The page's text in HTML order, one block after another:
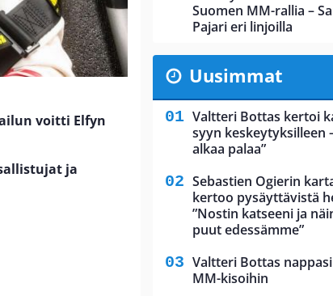
voitti Elfyn
ja
Suomen MM-rallia –
Pajari eri linjoilla
Uusimmat
Valtteri Bottas kertoi
syyn keskeytyksilleen
alkaa palaa”
Sebastien Ogierin
kertoo pysäyttävistä
”Nostin katseeni ja
puut edessämme”
Valtteri Bottas
MM-kisoihin